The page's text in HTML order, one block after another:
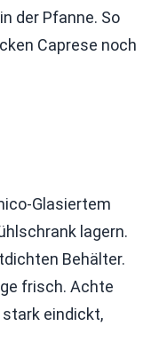
der Pfanne. So
Caprese noch
Glasiertem
lagern.
Behälter.
frisch. Achte
stark eindickt,